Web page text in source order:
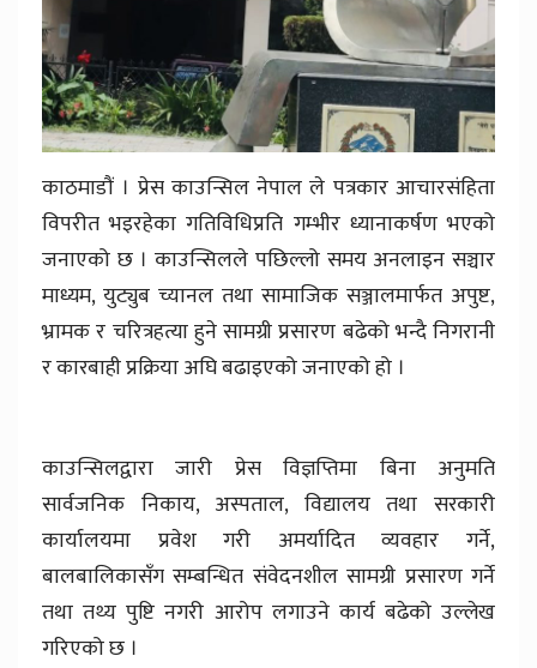
काठमाडौं । प्रेस काउन्सिल नेपाल ले पत्रकार आचारसंहिता
विपरीत भइरहेका गतिविधिप्रति गम्भीर ध्यानाकर्षण भएको
जनाएको छ । काउन्सिलले पछिल्लो समय अनलाइन सञ्चार
माध्यम, युट्युब च्यानल तथा सामाजिक सञ्जालमार्फत अपुष्ट,
भ्रामक र चरित्रहत्या हुने सामग्री प्रसारण बढेको भन्दै निगरानी
र कारबाही प्रक्रिया अघि बढाइएको जनाएको हो ।
काउन्सिलद्वारा जारी प्रेस विज्ञप्तिमा बिना अनुमति
सार्वजनिक निकाय, अस्पताल, विद्यालय तथा सरकारी
कार्यालयमा प्रवेश गरी अमर्यादित व्यवहार गर्ने,
बालबालिकासँग सम्बन्धित संवेदनशील सामग्री प्रसारण गर्ने
तथा तथ्य पुष्टि नगरी आरोप लगाउने कार्य बढेको उल्लेख
गरिएको छ ।